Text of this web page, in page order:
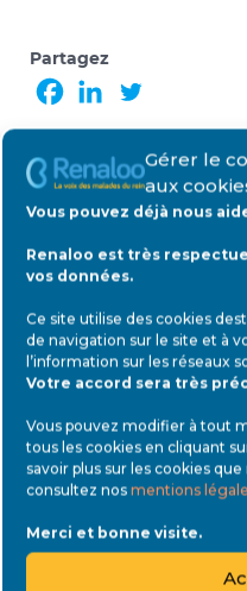
Gérer le
aux
Vous pouvez déjà nous
Renaloo est très
vos données.
Ce site utilise des cookies
de navigation sur le site et à
l’information sur les réseaux
Votre accord sera très
Vous pouvez modifier à tout
tous les cookies en cliquant
savoir plus sur les cookies
consultez nos mentions
Merci et bonne visite.
Partagez
< L'équipe
Le comité
Nos actions